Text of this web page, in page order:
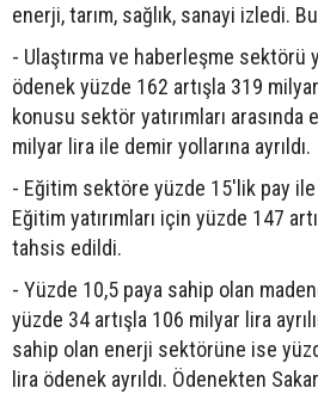
enerji, tarım, sağlık, sanayi izledi.
- Ulaştırma ve haberleşme sektörü
ödenek yüzde 162 artışla 319
konusu sektör yatırımları arasında
milyar lira ile demir yollarına ayrıldı.
- Eğitim sektöre yüzde 15'lik pay ile
Eğitim yatırımları için yüzde 147
tahsis edildi.
- Yüzde 10,5 paya sahip olan
yüzde 34 artışla 106 milyar lira
sahip olan enerji sektörüne ise
lira ödenek ayrıldı. Ödenekten